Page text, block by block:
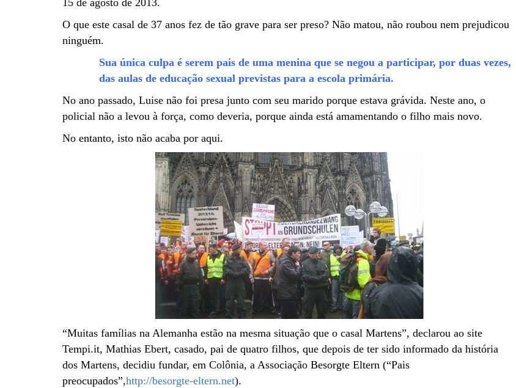
15 de agosto de 2013.
O que este casal de 37 anos fez de tão grave para ser preso? Não matou, não roubou nem prejudicou
ninguém.
Sua única culpa é serem pais de uma menina que se negou a participar, por duas vezes,
das aulas de educação sexual previstas para a escola primária.
No ano passado, Luise não foi presa junto com seu marido porque estava grávida. Neste ano, o
policial não a levou à força, como deveria, porque ainda está amamentando o filho mais novo.
No entanto, isto não acaba por aqui.
“Muitas famílias na Alemanha estão na mesma situação que o casal Martens”, declarou ao site
Tempi.it, Mathias Ebert, casado, pai de quatro filhos, que depois de ter sido informado da história
dos Martens, decidiu fundar, em Colônia, a Associação Besorgte Eltern (“Pais
preocupados”,http://besorgte-eltern.net).